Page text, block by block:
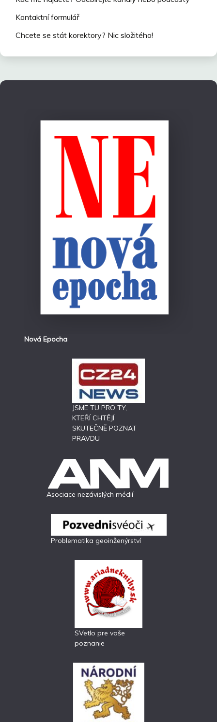
Kontaktní formulář
Chcete se stát korektory? Nic složitého!
Nová Epocha
JSME TU PRO TY,
KTEŘÍ CHTĚJÍ
SKUTEČNĚ POZNAT
PRAVDU
Asociace nezávislých médií
Problematika geoinženýrství
SVetlo pre vaše
poznanie